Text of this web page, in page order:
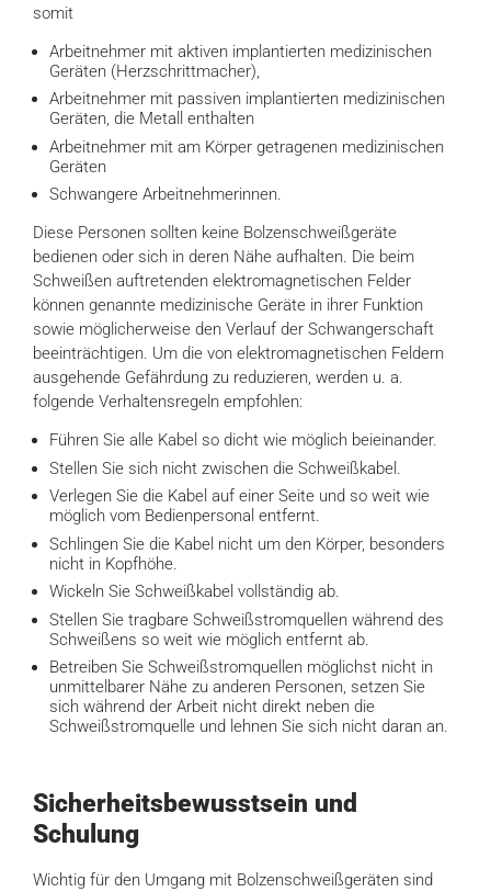
somit
Arbeitnehmer mit aktiven implantierten medizinischen
Geräten (Herzschrittmacher),
Arbeitnehmer mit passiven implantierten medizinischen
Geräten, die Metall enthalten
Arbeitnehmer mit am Körper getragenen medizinischen
Geräten
Schwangere Arbeitnehmerinnen.
Diese Personen sollten keine Bolzenschweißgeräte
bedienen oder sich in deren Nähe aufhalten. Die beim
Schweißen auftretenden elektromagnetischen Felder
können genannte medizinische Geräte in ihrer Funktion
sowie möglicherweise den Verlauf der Schwangerschaft
beeinträchtigen. Um die von elektromagnetischen Feldern
ausgehende Gefährdung zu reduzieren, werden u. a.
folgende Verhaltensregeln empfohlen:
Führen Sie alle Kabel so dicht wie möglich beieinander.
Stellen Sie sich nicht zwischen die Schweißkabel.
Verlegen Sie die Kabel auf einer Seite und so weit wie
möglich vom Bedienpersonal entfernt.
Schlingen Sie die Kabel nicht um den Körper, besonders
nicht in Kopfhöhe.
Wickeln Sie Schweißkabel vollständig ab.
Stellen Sie tragbare Schweißstromquellen während des
Schweißens so weit wie möglich entfernt ab.
Betreiben Sie Schweißstromquellen möglichst nicht in
unmittelbarer Nähe zu anderen Personen, setzen Sie
sich während der Arbeit nicht direkt neben die
Schweißstromquelle und lehnen Sie sich nicht daran an.
Sicherheitsbewusstsein und
Schulung
Wichtig für den Umgang mit Bolzenschweißgeräten sind